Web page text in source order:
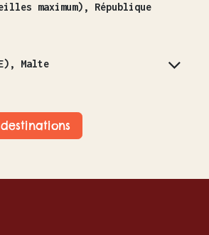
maximum), République
Malte